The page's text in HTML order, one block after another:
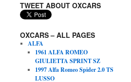
TWEET ABOUT OXCARS
OXCARS – ALL PAGES
ALFA
1961 ALFA ROMEO
GIULIETTA SPRINT SZ
1997 Alfa Romeo Spider 2.0 TS
LUSSO